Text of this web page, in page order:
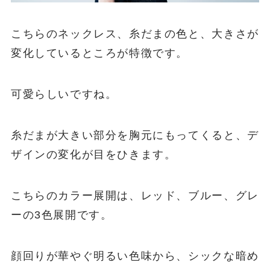
こちらのネックレス、糸だまの色と、大きさが
変化しているところが特徴です。
可愛らしいですね。
糸だまが大きい部分を胸元にもってくると、デ
ザインの変化が目をひきます。
こちらのカラー展開は、レッド、ブルー、グレ
ーの3色展開です。
顔回りが華やぐ明るい色味から、シックな暗め